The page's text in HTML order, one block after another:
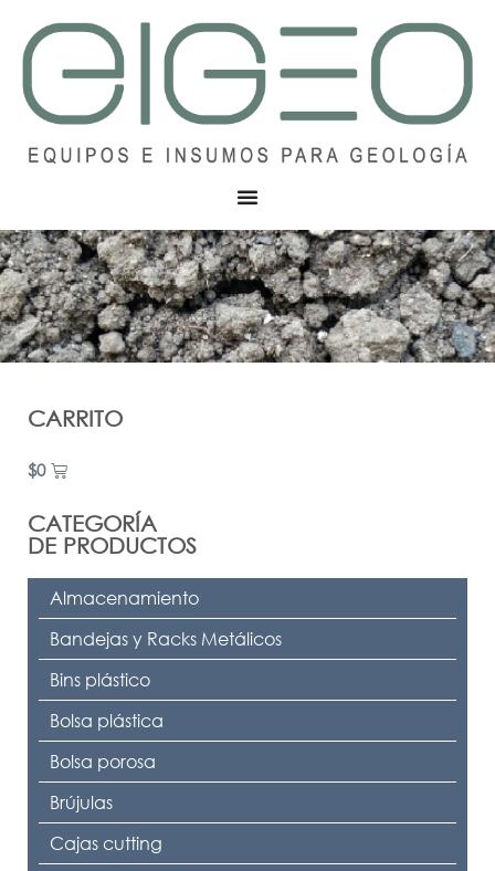
CARRITO
$0
CATEGORÍA
DE PRODUCTOS
Almacenamiento
Bandejas y Racks Metálicos
Bins plástico
Bolsa plástica
Bolsa porosa
Brújulas
Cajas cutting